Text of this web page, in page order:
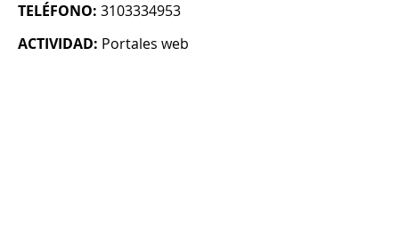
TELÉFONO: 3103334953
ACTIVIDAD: Portales web